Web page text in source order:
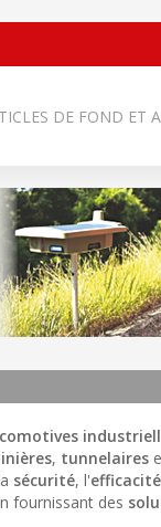
DE FOND ET
, tunnelaires
sécurité, l'efficacité
fournissant des